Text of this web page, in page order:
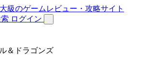
ログイン
＆ドラゴンズ